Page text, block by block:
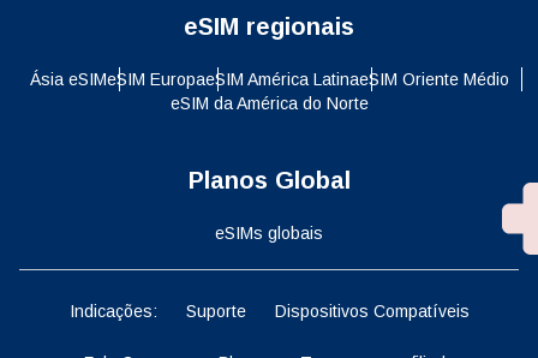
eSIM regionais
Ásia eSIMeSIM EuropaeSIM América LatinaeSIM Oriente Médio
eSIM da América do Norte
Planos Global
eSIMs globais
Indicações: Suporte Dispositivos Compatíveis